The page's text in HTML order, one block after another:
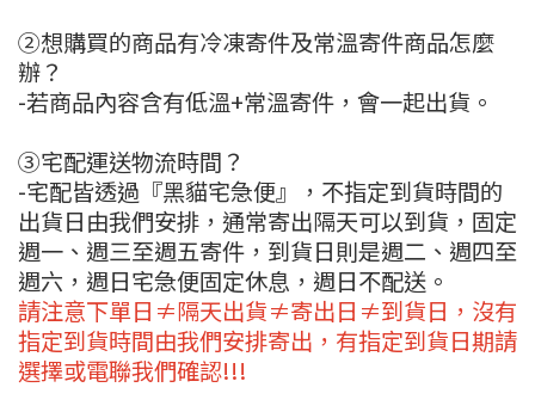
②想購買的商品有冷凍寄件及常溫寄件商品怎麼
辦？
-若商品內容含有低溫+常溫寄件，會一起出貨。
③宅配運送物流時間？
-宅配皆透過『黑貓宅急便』，不指定到貨時間的
出貨日由我們安排，通常寄出隔天可以到貨，固定
週一、週三至週五寄件，到貨日則是週二、週四至
週六，週日宅急便固定休息，週日不配送。
請注意下單日≠隔天出貨≠寄出日≠到貨日，沒有
指定到貨時間由我們安排寄出，有指定到貨日期請
選擇或電聯我們確認!!!